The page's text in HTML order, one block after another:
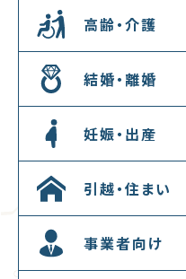
高齢・介護
結婚・離婚
妊娠・出産
引越・住まい
事業者向け